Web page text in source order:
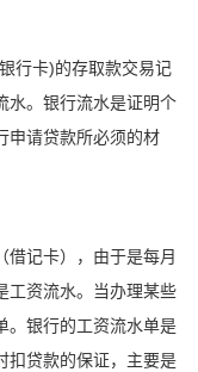
行卡)的存取款交易记
水。银行流水是证明个
申请贷款所必须的材
借记卡），由于是每月
工资流水。当办理某些
。银行的工资流水单是
扣贷款的保证，主要是